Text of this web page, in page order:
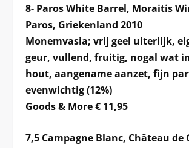
8- Paros White Barrel, Moraitis
Paros, Griekenland 2010
Monemvasia; vrij geel uiterlijk,
geur, vullend, fruitig, nogal wat
hout, aangename aanzet, fijn
evenwichtig (12%)
Goods & More € 11,95
7,5 Campagne Blanc, Château de